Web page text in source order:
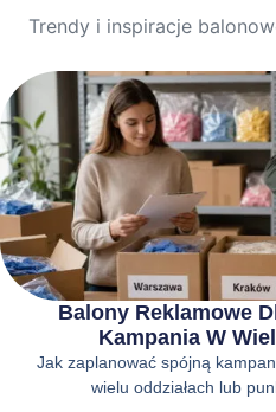
Trendy i inspiracje
Balony Reklamowe
Kampania W
Jak zaplanować spójną
wielu oddziałach lub